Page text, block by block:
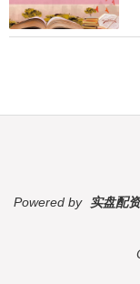
Powered by 实盘配